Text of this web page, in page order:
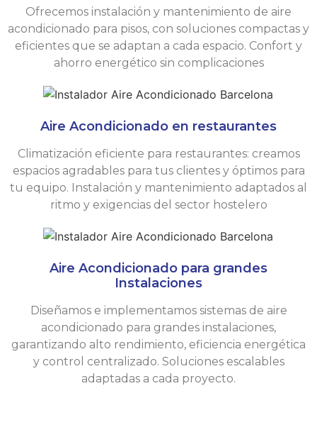
Ofrecemos instalación y mantenimiento de aire
acondicionado para pisos, con soluciones compactas y
eficientes que se adaptan a cada espacio. Confort y
ahorro energético sin complicaciones
Aire Acondicionado en restaurantes
Climatización eficiente para restaurantes: creamos
espacios agradables para tus clientes y óptimos para
tu equipo. Instalación y mantenimiento adaptados al
ritmo y exigencias del sector hostelero
Aire Acondicionado para grandes
Instalaciones
Diseñamos e implementamos sistemas de aire
acondicionado para grandes instalaciones,
garantizando alto rendimiento, eficiencia energética
y control centralizado. Soluciones escalables
adaptadas a cada proyecto.